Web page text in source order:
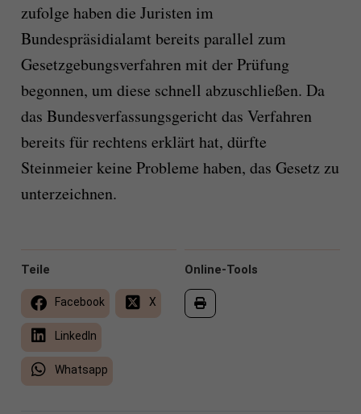
zufolge haben die Juristen im
Bundespräsidialamt bereits parallel zum
Gesetzgebungsverfahren mit der Prüfung
begonnen, um diese schnell abzuschließen. Da
das Bundesverfassungsgericht das Verfahren
bereits für rechtens erklärt hat, dürfte
Steinmeier keine Probleme haben, das Gesetz zu
unterzeichnen.
Online-Tools
Teile
Facebook X
LinkedIn
Whatsapp